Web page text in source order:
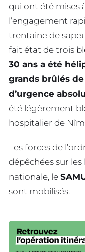
qui ont été mises
l’engagement
trentaine de
fait état de trois
30 ans a été
grands brûlés
d’urgence
été légèrement
hospitalier de
Les forces de
dépêchées sur
nationale, le
sont mobilisés.